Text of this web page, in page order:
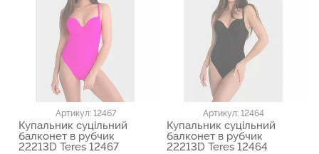
Артикул: 12467
Купальник суцільний
балконет в рубчик
22213D Teres 12467
Артикул: 12464
Купальник суцільний
балконет в рубчик
22213D Teres 12464